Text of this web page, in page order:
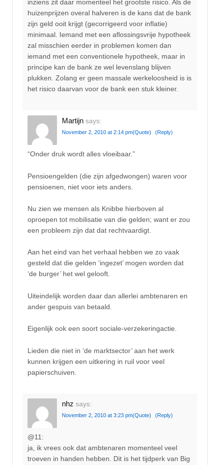
inziens zit daar momenteel het grootste risico. Als de
huizenprijzen overal halveren is de kans dat de bank
zijn geld ooit krijgt (gecorrigeerd voor inflatie)
minimaal. Iemand met een aflossingsvrije hypotheek
zal misschien eerder in problemen komen dan
iemand met een conventionele hypotheek, maar in
principe kan de bank ze wel levenslang blijven
plukken. Zolang er geen massale werkeloosheid is is
het risico daarvan voor de bank een stuk kleiner.
Martijn says:
November 2, 2010 at 2:14 pm(Quote) (Reply)
“Onder druk wordt alles vloeibaar.”
Pensioengelden (die zijn afgedwongen) waren voor
pensioenen, niet voor iets anders.
Nu zien we mensen als Knibbe hierboven al
oproepen tot mobilisatie van die gelden; want er zou
een probleem zijn dat dat rechtvaardigt.
Aan het eind van het verhaal hebben we zo vaak
gesteld dat die gelden ‘ingezet’ mogen worden dat
‘de burger’ het wel gelooft.
Uiteindelijk worden daar dan allerlei ambtenaren en
ander gespuis van betaald.
Eigenlijk ook een soort sociale-verzekeringactie.
Lieden die niet in ‘de marktsector’ aan het werk
kunnen krijgen een uitkering in ruil voor veel
papierschuiven.
nhz says:
November 2, 2010 at 3:23 pm(Quote) (Reply)
@11:
ja, ik vrees ook dat ambtenaren momenteel veel
troeven in handen hebben. Dit is het tijdperk van Big